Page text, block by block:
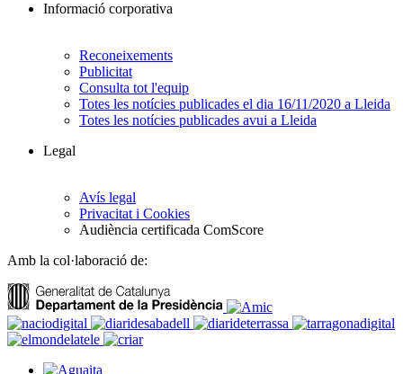
Informació corporativa
Reconeixements
Publicitat
Consulta tot l'equip
Totes les notícies publicades el dia 16/11/2020 a Lleida
Totes les notícies publicades avui a Lleida
Legal
Avís legal
Privacitat i Cookies
Audiència certificada ComScore
Amb la col·laboració de: